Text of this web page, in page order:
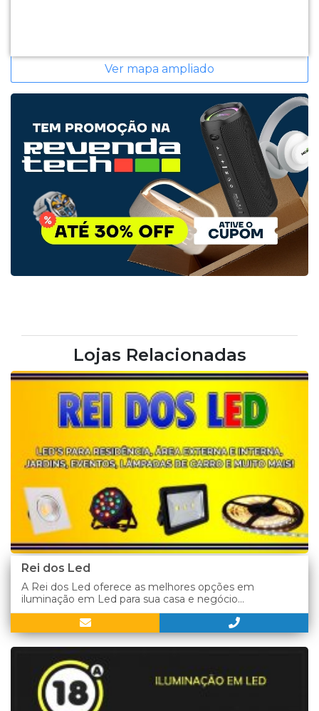
Ver mapa ampliado
Lojas Relacionadas
Rei dos Led
A Rei dos Led oferece as melhores opções em
iluminação em Led para sua casa e negócio...